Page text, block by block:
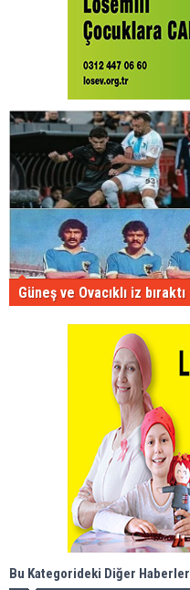
Güneş ve Ovacıklı iz bıraktı
Bu Kategorideki Diğer Haberler